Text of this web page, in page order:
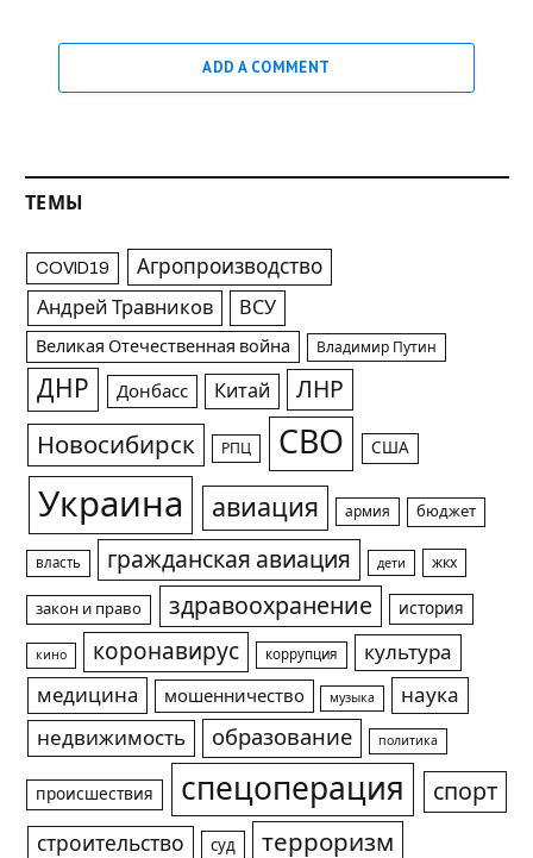
ADD A COMMENT
ТЕМЫ
COVID19 Агропроизводство
Андрей Травников ВСУ
Великая Отечественная война Владимир Путин
ДНР Донбасс Китай ЛНР
Новосибирск РПЦ СВО США
Украина авиация армия бюджет
власть гражданская авиация дети жкх
закон и право здравоохранение история
кино коронавирус коррупция
культура
медицина
мошенничество музыка
наука
недвижимость
образование политика
происшествия спецоперация спорт
строительство суд терроризм